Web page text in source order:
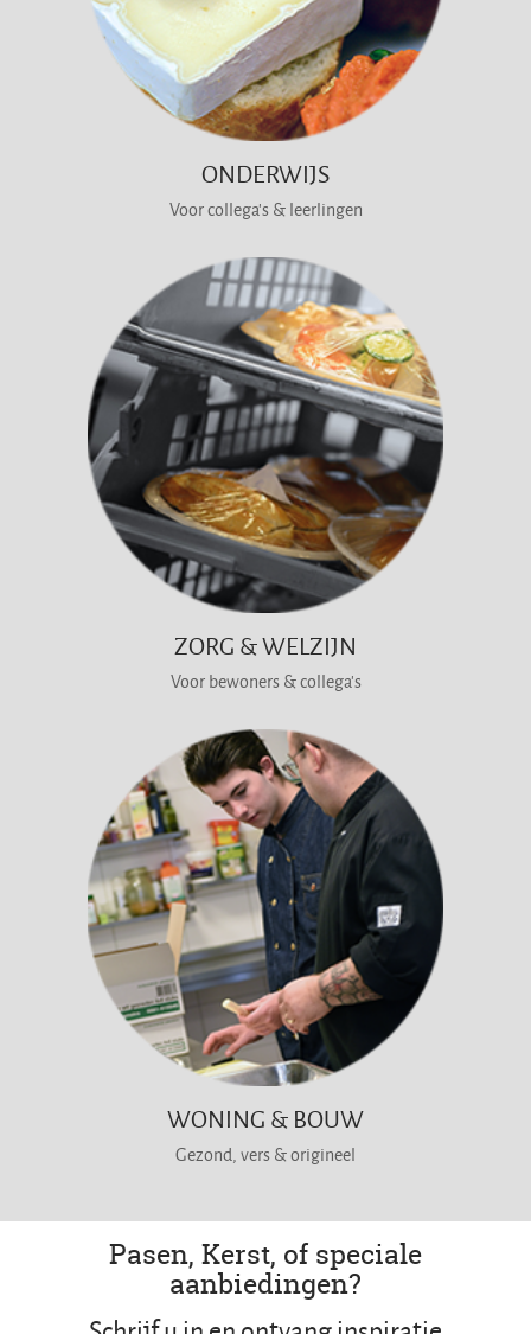
ONDERWIJS
Voor collega's & leerlingen
ZORG & WELZIJN
Voor bewoners & collega's
WONING & BOUW
Gezond, vers & origineel
Pasen, Kerst, of speciale
aanbiedingen?